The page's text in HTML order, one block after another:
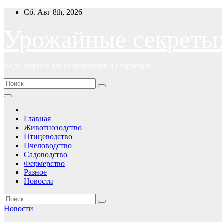
ПерейтиСб. Авг 8th, 2026
Главная
Животноводство
Птицеводство
Пчеловодство
Садоводство
Фермерство
Разное
Новости
Новости